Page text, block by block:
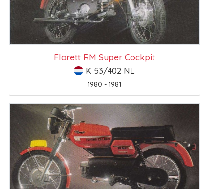
Florett RM Super Cockpit
K 53/402 NL
1980 - 1981